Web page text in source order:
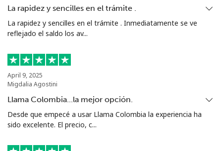
La rapidez y sencilles en el trámite .
La rapidez y sencilles en el trámite . Inmediatamente se ve
reflejado el saldo los av...
April 9, 2025
Migdalia Agostini
Llama Colombia...la mejor opción.
Desde que empecé a usar Llama Colombia la experiencia ha
sido excelente. El precio, c...